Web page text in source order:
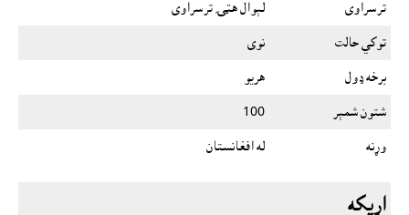
ترسراوى لېوال هټۍ ترسراوى
توکي حالت نوى
برخه ډول هريو
شتون شمېر 100
وړنه له افغانستان
اړيکه